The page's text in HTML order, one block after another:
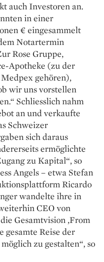
auch Investoren an.
in einer
€ eingesammelt
Notartermin
Rose Gruppe,
Apotheke (zu der
gehören),
wir uns vorstellen
Schliesslich nahm
an und verkaufte
Schweizer
sich da­raus
ermöglichte
zu Kapital“, so
Angels – etwa Stefan
­Ricardo
wandelte ihre in
CEO von
Gesamtvision ‚From
gesamte Reise der
zu gestalten“, so